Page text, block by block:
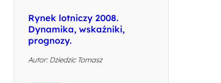
Rynek lotniczy 2008.
Dynamika, wskaźniki,
prognozy.
Autor: Dziedzic Tomasz